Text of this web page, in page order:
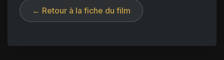
← Retour à la fiche du film